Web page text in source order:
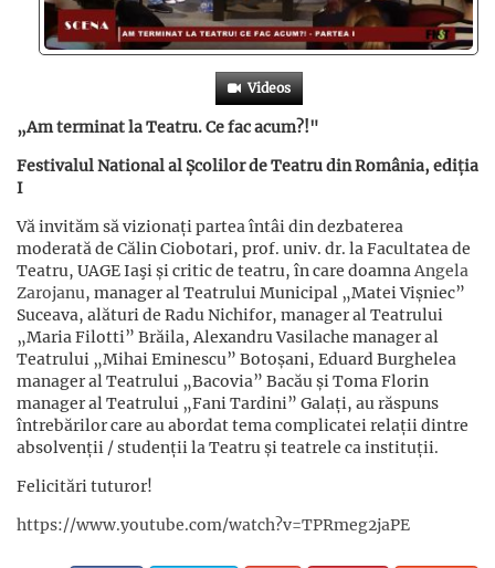
Videos
„Am terminat la Teatru. Ce fac acum?!"
Festivalul National al Școlilor de Teatru din România, ediția
I
Vă invităm să vizionați partea întâi din dezbaterea
moderată de Călin Ciobotari, prof. univ. dr. la Facultatea de
Teatru, UAGE Iaşi și critic de teatru, în care doamnaAngela
Zarojanu, manager al Teatrului Municipal „Matei Vișniec”
Suceava, alături de Radu Nichifor, manager al Teatrului
„Maria Filotti” Brăila, Alexandru Vasilache manager al
Teatrului „Mihai Eminescu” Botoșani, Eduard Burghelea
manager al Teatrului „Bacovia” Bacău și Toma Florin
manager al Teatrului „Fani Tardini” Galați, au răspuns
întrebărilor care au abordat tema complicatei relații dintre
absolvenții / studenții la Teatru și teatrele ca instituții.
Felicitări tuturor!
https://www.youtube.com/watch?v=TPRmeg2jaPE